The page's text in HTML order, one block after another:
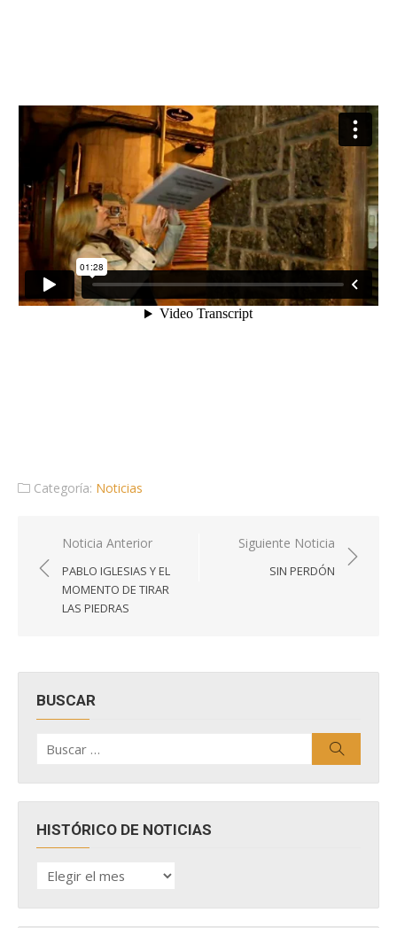
Categoría: Noticias
Navegación
de
entradas
Noticia Anterior
PABLO IGLESIAS Y EL
MOMENTO DE TIRAR
LAS PIEDRAS
Siguiente Noticia
SIN PERDÓN
BUSCAR
por:
HISTÓRICO DE NOTICIAS
HISTÓRICO
DE